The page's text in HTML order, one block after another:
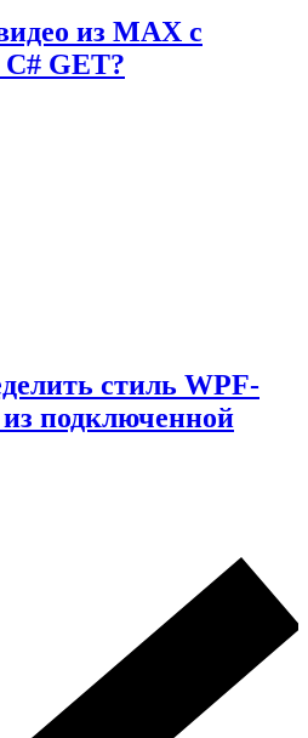
из MAX с
GET?
стиль WPF-
подключенной